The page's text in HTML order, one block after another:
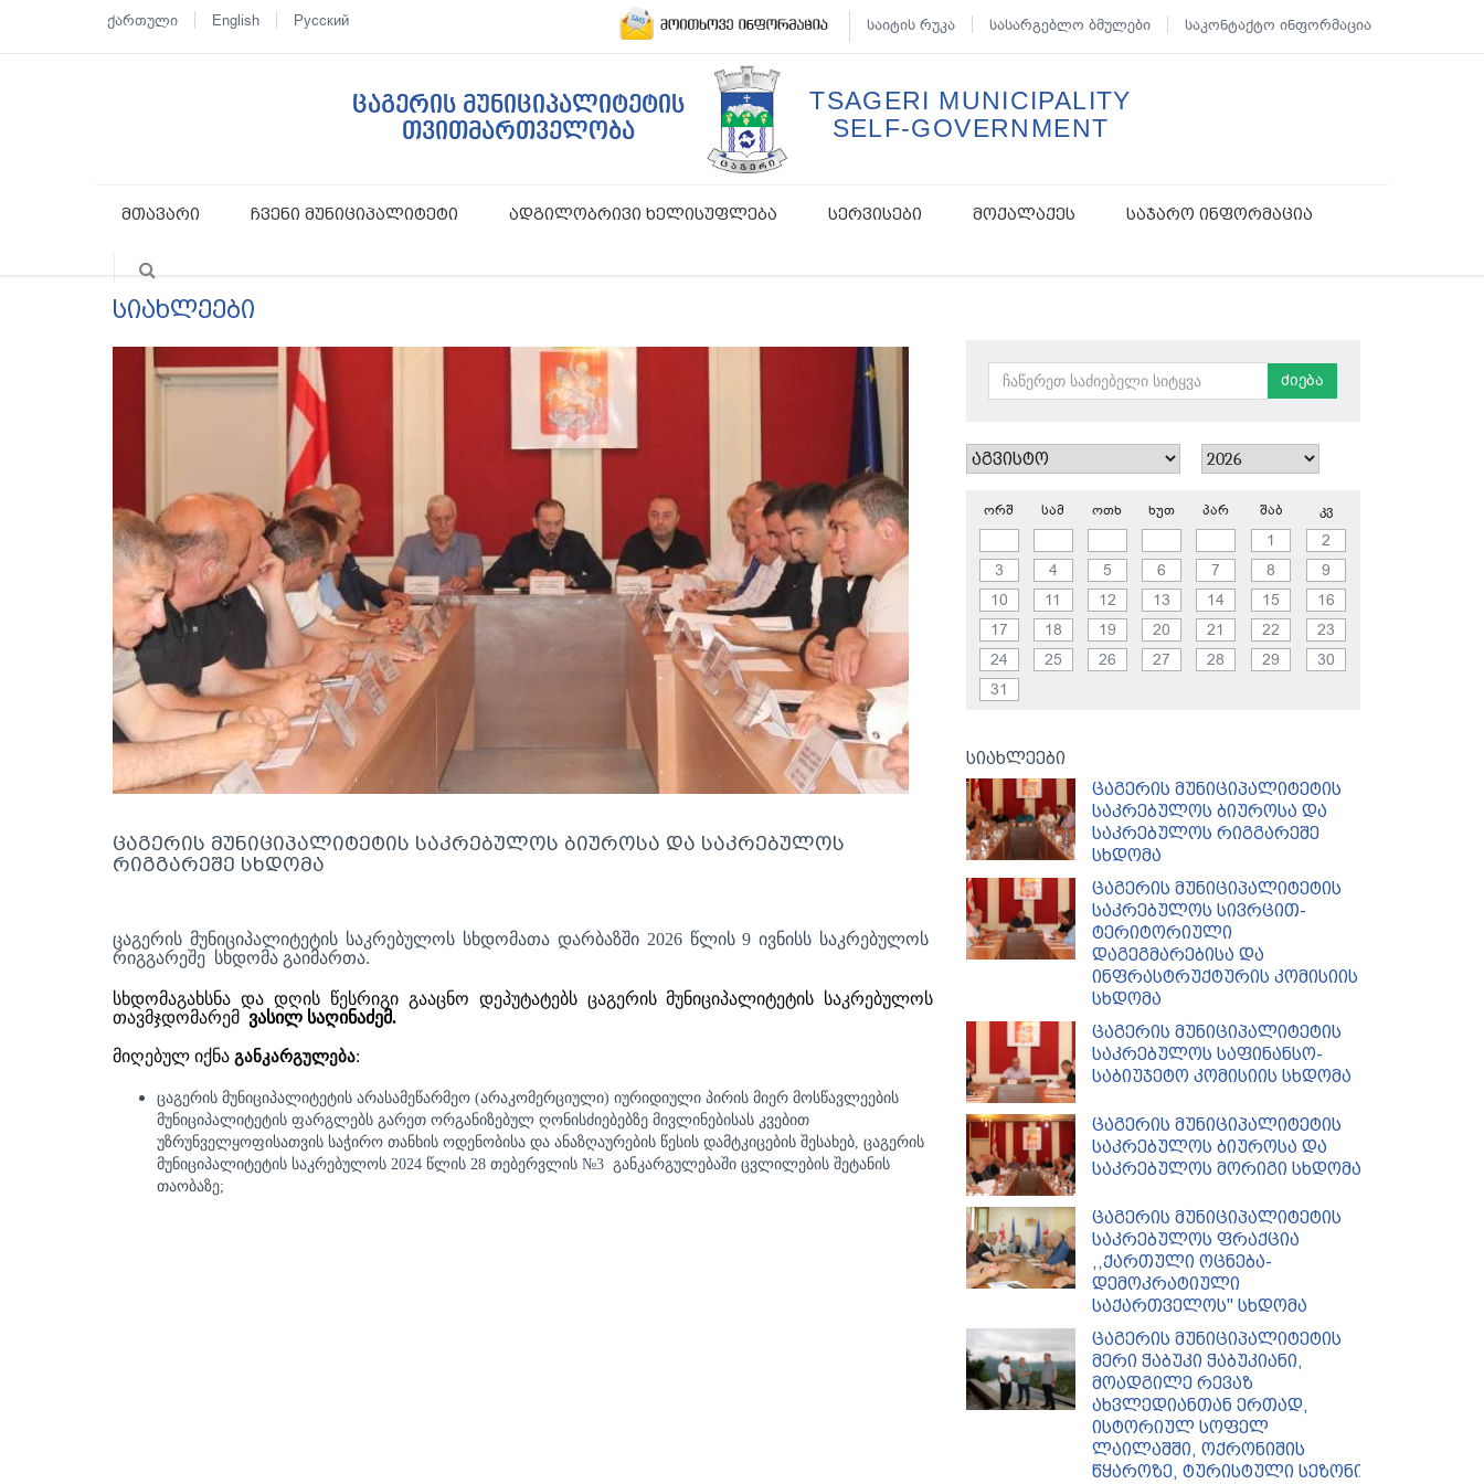
ქართული English Русский საიტის რუკა სასარგებლო ბმულები საკონტაქტო ინფორმაცია
ცაგერის მუნიციპალიტეტის
თვითმართველობა
TSAGERI MUNICIPALITY
SELF-GOVERNMENT
მთავარი ჩვენი მუნიციპალიტეტი ადგილობრივი ხელისუფლება სერვისები მოქალაქეს საჯარო ინფორმაცია
სიახლეები
ცაგერის მუნიციპალიტეტის საკრებულოს ბიუროსა და საკრებულოს
რიგგარეშე სხდომა
ცაგერის მუნიციპალიტეტის საკრებულოს სხდომათა დარბაზში 2026 წლის 9 ივნისს საკრებულოს
რიგგარეშე სხდომა გაიმართა.
სხდომაგახსნა და დღის წესრიგი გააცნო დეპუტატებს ცაგერის მუნიციპალიტეტის საკრებულოს
თავმჯდომარემ ვასილ საღინაძემ.
მიღებულ იქნა განკარგულება:
ცაგერის მუნიციპალიტეტის არასამეწარმეო (არაკომერციული) იურიდიული პირის მიერ მოსწავლეების
მუნიციპალიტეტის ფარგლებს გარეთ ორგანიზებულ ღონისძიებებზე მივლინებისას კვებით
უზრუნველყოფისათვის საჭირო თანხის ოდენობისა და ანაზღაურების წესის დამტკიცების შესახებ, ცაგერის
მუნიციპალიტეტის საკრებულოს 2024 წლის 28 თებერვლის №3 განკარგულებაში ცვლილების შეტანის
თაობაზე;
ძიება
ორშ სამ ოთხ ხუთ პარ შაბ კვ
1
2
3
4 5 6 7 8
9
10
11 12 13 14 15
16
17
18 19 20 21 22
23
24
25 26 27 28 29
30
31
სიახლეები
ცაგერის მუნიციპალიტეტის
საკრებულოს ბიუროსა და
საკრებულოს რიგგარეშე
სხდომა
ცაგერის მუნიციპალიტეტის
საკრებულოს სივრცით-
ტერიტორიული
დაგეგმარებისა და
ინფრასტრუქტურის კომისიის
სხდომა
ცაგერის მუნიციპალიტეტის
საკრებულოს საფინანსო-
საბიუჯეტო კომისიის სხდომა
ცაგერის მუნიციპალიტეტის
საკრებულოს ბიუროსა და
საკრებულოს მორიგი სხდომა
ცაგერის მუნიციპალიტეტის
საკრებულოს ფრაქცია
,,ქართული ოცნება-
დემოკრატიული
საქართველოს'' სხდომა
ცაგერის მუნიციპალიტეტის
მერი ჭაბუკი ჭაბუკიანი,
მოადგილე რევაზ
ახვლედიანთან ერთად,
ისტორიულ სოფელ
ლაილაშში, ოქრონიშის
წყაროზე, ტურისტული სეზონის